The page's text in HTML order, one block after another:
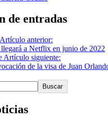
de entradas
Artículo anterior:
a Netflix en junio de 2022
Artículo siguiente:
de la visa de Juan
Buscar